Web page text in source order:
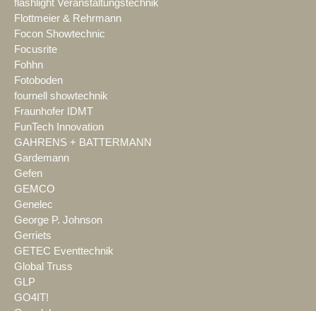
flashlight Veranstaltungstechnik
Flottmeier & Rehrmann
Focon Showtechnic
Focusrite
Fohhn
Fotoboden
fournell showtechnik
Fraunhofer IDMT
FunTech Innovation
GAHRENS + BATTERMANN
Gardemann
Gefen
GEMCO
Genelec
George P. Johnson
Gerriets
GETEC Eventtechnik
Global Truss
GLP
GO4IT!